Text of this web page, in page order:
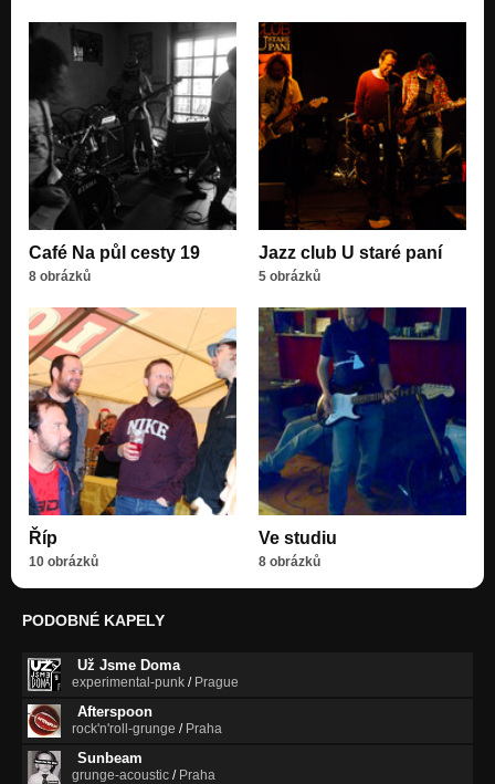
Café Na půl cesty 19
8 obrázků
Jazz club U staré paní
5 obrázků
Říp
10 obrázků
Ve studiu
8 obrázků
PODOBNÉ KAPELY
Už Jsme Doma
experimental-punk / Prague
Afterspoon
rock'n'roll-grunge / Praha
Sunbeam
grunge-acoustic / Praha